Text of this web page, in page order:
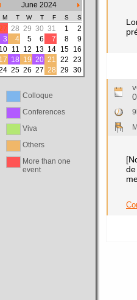
June 2024
M T W T F S S
28 29 30 31 1
2
3
4 5 6 7 8
9
10 11 12 13 14 15 16
17 18 19 20 21 22 23
25 26 27 28 29 30
Colloque
Conferences
Viva
Others
More than one
event